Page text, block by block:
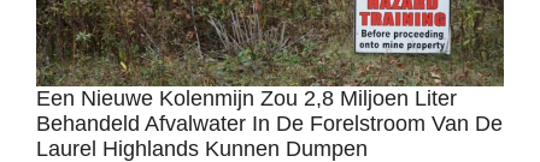
Een Nieuwe Kolenmijn Zou 2,8 Miljoen Liter
Behandeld Afvalwater In De Forelstroom Van De
Laurel Highlands Kunnen Dumpen